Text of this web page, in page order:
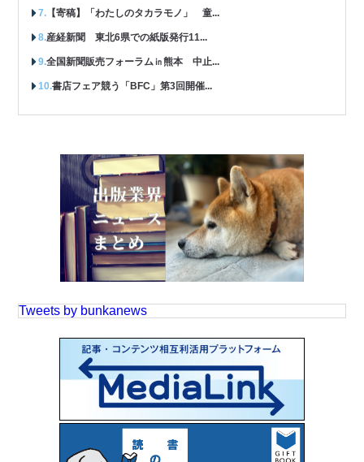
【寄稿】「わたしのタカラモノ」 童...
産経新聞 東北6県での紙版発行11...
全国新聞販売フォーラム㏌熊本 中止...
書店フェア競う「BFC」第3回開催...
Tweets by bunkanews